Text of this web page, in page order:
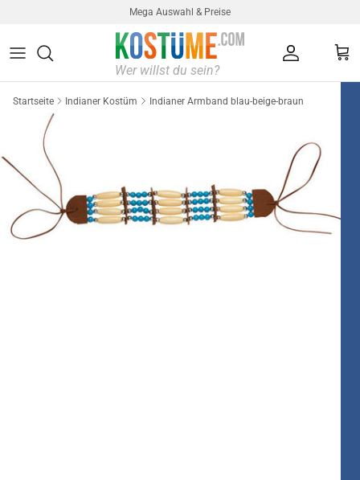
Mega Auswahl & Preise
Startseite Indianer Kostüm Indianer Armband blau-beige-braun